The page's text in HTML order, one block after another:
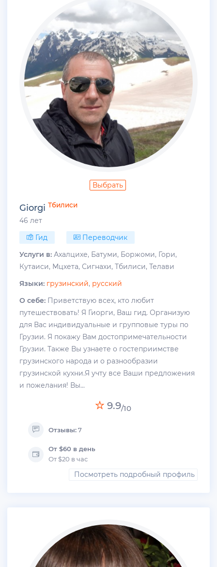
Выбрать
Giorgi Тбилиси
46 лет
Гид
Переводчик
Услуги в: Ахалцихе, Батуми, Боржоми, Гори,
Кутаиси, Мцхета, Сигнахи, Тбилиси, Телави
Языки: грузинский, русский
О себе: Приветствую всех, кто любит
путешествовать! Я Гиорги, Ваш гид. Организую
для Вас индивидуальные и групповые туры по
Грузии. Я покажу Вам достопримечательности
Грузии. Также Вы узнаете о гостеприимстве
грузинского народа и о разнообразии
грузинской кухни.Я учту все Ваши предложения
и пожелания! Вы...
9.9/10
Отзывы:7
От $60 в день
От $20 в час
Посмотреть подробный профиль